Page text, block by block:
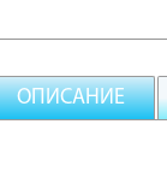
ОПИСАНИЕ